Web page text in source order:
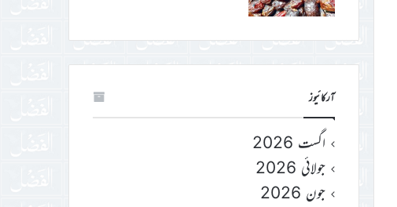
آرکائیوز
اگست 2026
جولائی 2026
جون 2026